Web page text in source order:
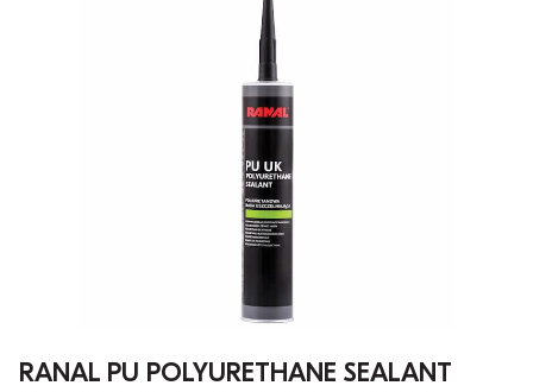
RANAL PU POLYURETHANE SEALANT